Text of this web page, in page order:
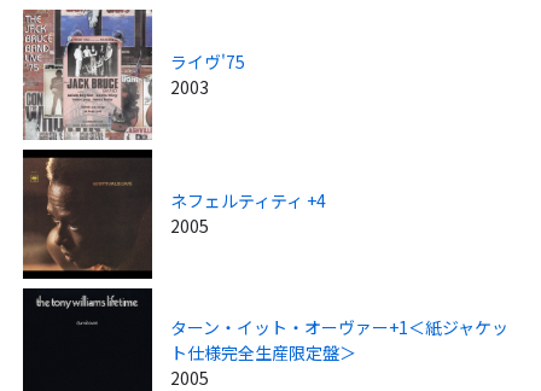
ライヴ'75
2003
ネフェルティティ +4
2005
ターン・イット・オーヴァー+1＜紙ジャケッ
ト仕様完全生産限定盤＞
2005